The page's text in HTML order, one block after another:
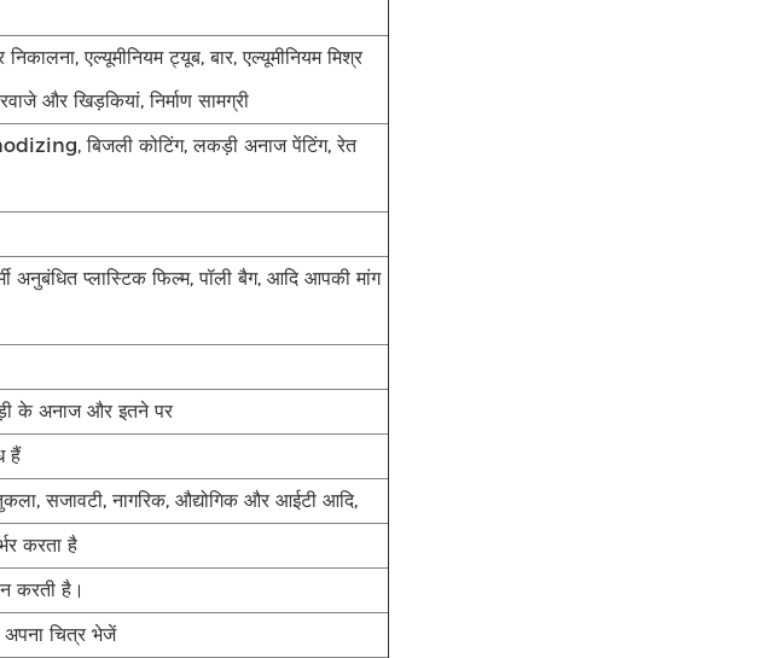
निकालना, एल्यूमीनियम ट्यूब, बार, एल्यूमीनियम मिश्र
और खिड़कियां, निर्माण सामग्री
बिजली कोटिंग, लकड़ी अनाज पेंटिंग, रेत
अनुबंधित प्लास्टिक फिल्म, पॉली बैग, आदि आपकी मांग
के अनाज और इतने पर
हैं
सजावटी, नागरिक, औद्योगिक और आईटी आदि,
करता है
करती है।
चित्र भेजें